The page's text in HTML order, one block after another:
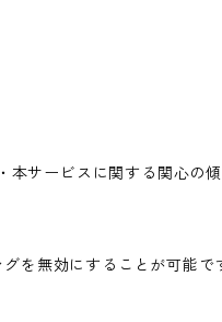
サービスに関する関心の
を無効にすることが可能